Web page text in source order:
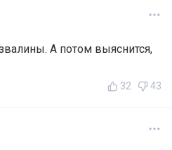
А потом выяснится,
32 43